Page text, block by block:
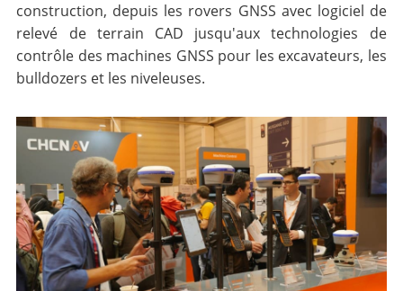
construction, depuis les rovers GNSS avec logiciel de
relevé de terrain CAD jusqu'aux technologies de
contrôle des machines GNSS pour les excavateurs, les
bulldozers et les niveleuses.